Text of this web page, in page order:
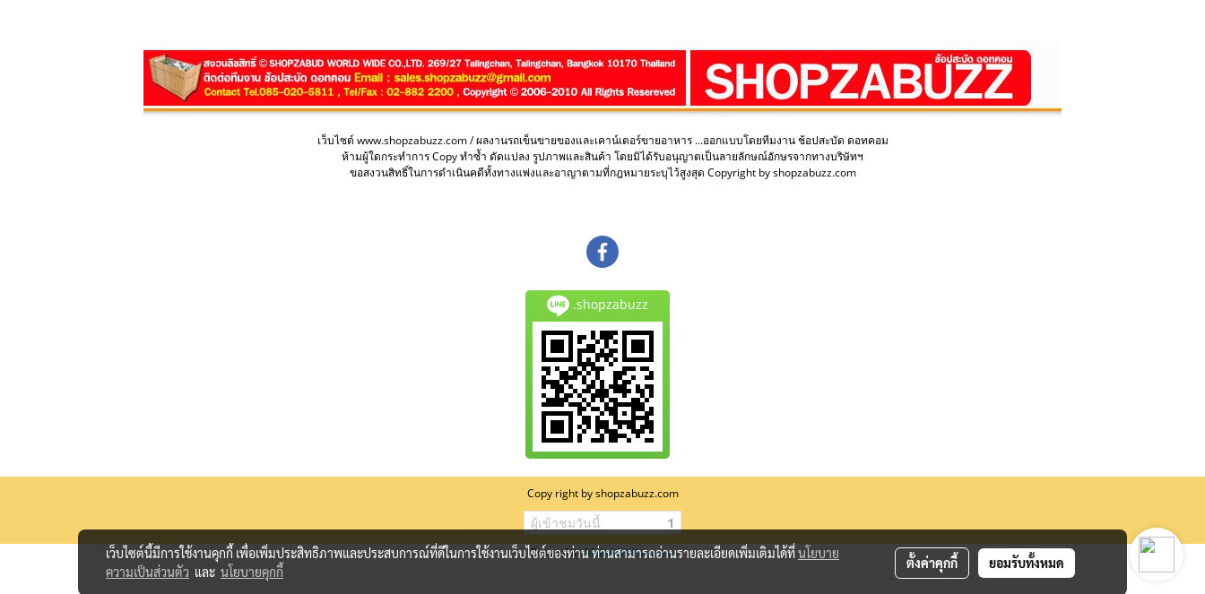
เว็บไซต์ www.shopzabuzz.com / ผลงานรถเข็นขายของและเคาน์เตอร์ขายอาหาร ...ออกแบบโดยทีมงาน ช้อปสะบัด ดอทคอม
ห้ามผู้ใดกระทำการ Copy ทำซ้ำ ดัดแปลง รูปภาพและสินค้า โดยมิได้รับอนุญาตเป็นลายลักษณ์อักษรจากทางบริษัทฯ
ขอสงวนสิทธิ์ในการดำเนินคดีทั้งทางแพ่งและอาญาตามที่กฎหมายระบุไว้สูงสุด Copyright by shopzabuzz.com
.shopzabuzz
Copy right by shopzabuzz.com
ผู้เข้าชมวันนี้ 1
Powered byMakeWebEasy.com
เว็บไซต์นี้มีการใช้งานคุกกี้ เพื่อเพิ่มประสิทธิภาพและประสบการณ์ที่ดีในการใช้งานเว็บไซต์ของท่าน ท่านสามารถอ่านรายละเอียดเพิ่มเติมได้ที่นโยบาย
ความเป็นส่วนตัว และ นโยบายคุกกี้
ตั้งค่าคุกกี้ ยอมรับทั้งหมด